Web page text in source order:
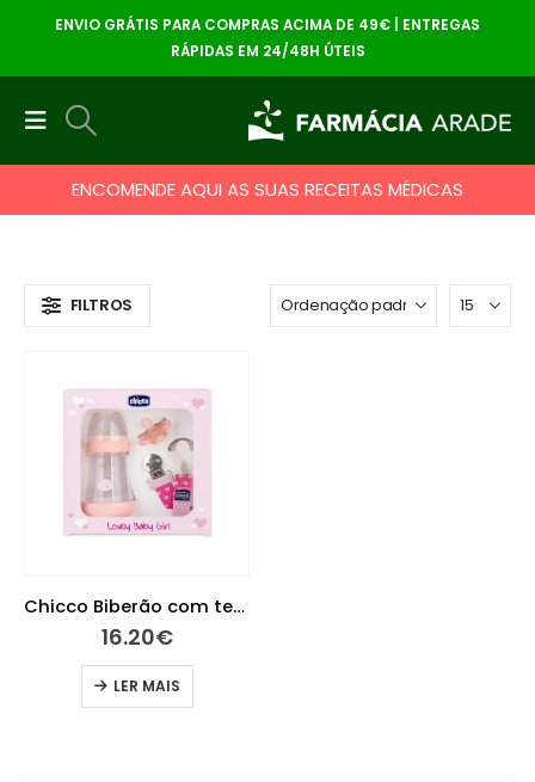
ENVIO GRÁTIS PARA COMPRAS ACIMA DE 49€ | ENTREGAS
RÁPIDAS EM 24/48H ÚTEIS
ENCOMENDE AQUI AS SUAS RECEITAS MÉDICAS
FILTROS
Chicco Biberão com tetina Lovely Baby Girl Perfect 150ml 0M+ Plástico
16.20€
LER MAIS